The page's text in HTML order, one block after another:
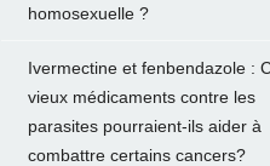
homosexuelle ?
Ivermectine et fenbendazole :
vieux médicaments contre les
parasites pourraient-ils aider à
combattre certains cancers?